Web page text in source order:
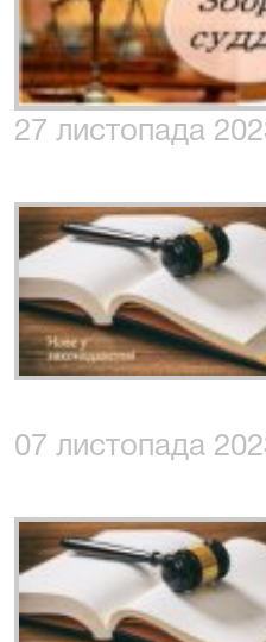
27 листопада
07 листопада